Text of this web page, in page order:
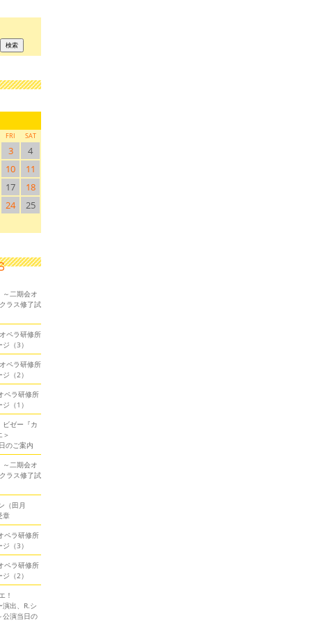
FRI SAT
3
4
10
11
17
18
24
25
～二期会オ
ラス修了試
ペラ研修所
（3）
ペラ研修所
（2）
ペラ研修所
（1）
ビゼー『カ
＞
のご案内
～二期会オ
ラス修了試
（田月
章
ペラ研修所
（3）
ペラ研修所
（2）
！
出、R.シ
公演当日の